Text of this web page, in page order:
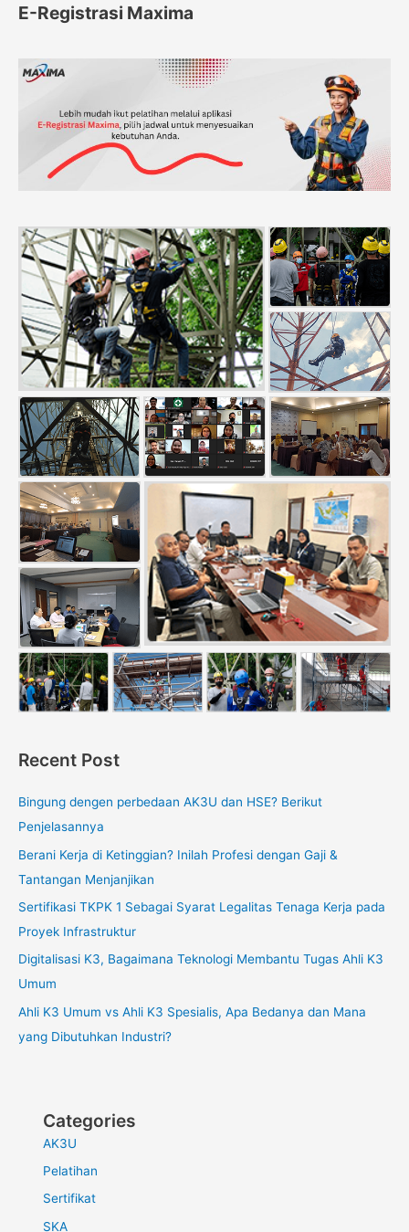
E-Registrasi Maxima
Recent Post
Bingung dengen perbedaan AK3U dan HSE? Berikut
Penjelasannya
Berani Kerja di Ketinggian? Inilah Profesi dengan Gaji &
Tantangan Menjanjikan
Sertifikasi TKPK 1 Sebagai Syarat Legalitas Tenaga Kerja pada
Proyek Infrastruktur
Digitalisasi K3, Bagaimana Teknologi Membantu Tugas Ahli K3
Umum
Ahli K3 Umum vs Ahli K3 Spesialis, Apa Bedanya dan Mana
yang Dibutuhkan Industri?
Categories
AK3U
Pelatihan
Sertifikat
SKA